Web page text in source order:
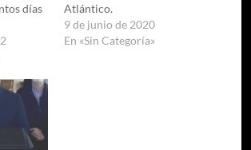
días
Atlántico.
9 de junio de 2020
En «Sin Categoría»